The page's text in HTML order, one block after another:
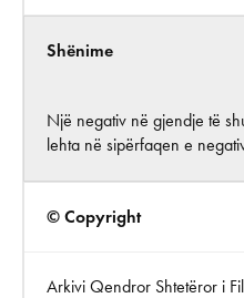
Shënime
Një negativ në gjendje të
lehta në sipërfaqen e
© Copyright
Arkivi Qendror Shtetëror i